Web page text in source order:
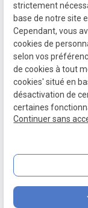
place
strictement
base de notre site
Cependant, vous
cookies de
selon vos
de cookies à tout
cookies' situé en
désactivation de
certaines
Continuer sans